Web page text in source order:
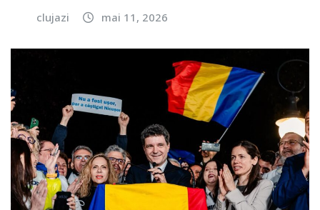
clujazi mai 11, 2026